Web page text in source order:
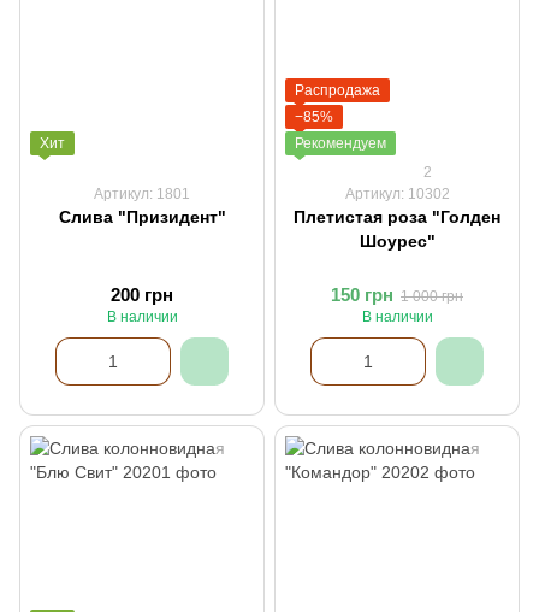
Хит
Артикул: 1801
Слива "Призидент"
200 грн
В наличии
Распродажа
−85%
Рекомендуем
2
Артикул: 10302
Плетистая роза "Голден
Шоурес"
150 грн 1 000 грн
В наличии